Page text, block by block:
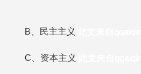
B、民主主义
C、资本主义